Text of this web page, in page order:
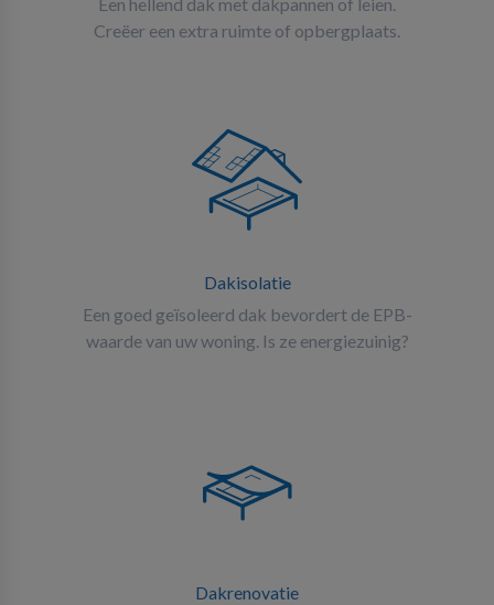
Creëer een extra ruimte of opbergplaats.
Dakisolatie
Een goed geïsoleerd dak bevordert de EPB-
waarde van uw woning. Is ze energiezuinig?
Dakrenovatie